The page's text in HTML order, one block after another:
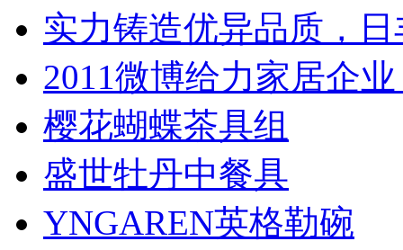
实力铸造优异品质，日
2011微博给力家居企
樱花蝴蝶茶具组
盛世牡丹中餐具
YNGAREN英格勒碗